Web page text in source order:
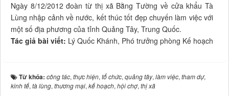
Ngày 8/12/2012 đoàn từ thị xã Bằng Tường về cửa khẩu Tà
Lùng nhập cảnh về nước, kết thúc tốt đẹp chuyến làm việc với
một số địa phương của tỉnh Quảng Tây, Trung Quốc.
Tác giả bài viết: Lý Quốc Khánh, Phó trưởng phòng Kế hoạch
Từ khóa: công tác, thực hiện, tổ chức, quảng tây, làm việc, tham dự,
kinh tế, tà lùng, thương mại, kế hoạch, hội chợ, thị xã